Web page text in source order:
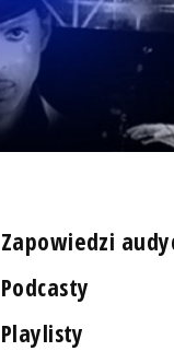
Zapowiedzi
Podcasty
Playlisty